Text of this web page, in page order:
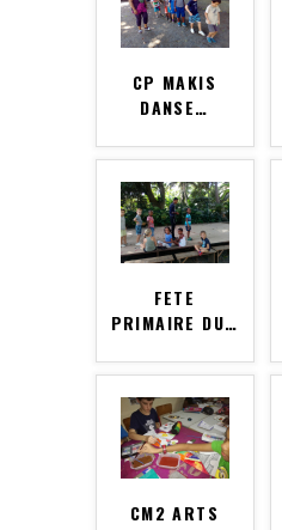
CP MAKIS
DANSE…
FETE
PRIMAIRE DU…
CM2 ARTS